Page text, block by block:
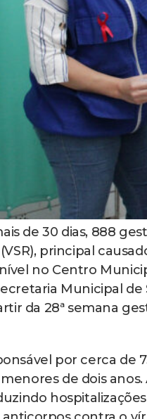
de 30 dias, 888
principal
no Centro
Municipal
da 28ª semana
por cerca de
de dois